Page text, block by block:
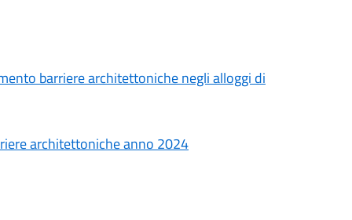
barriere architettoniche negli alloggi di
architettoniche anno 2024